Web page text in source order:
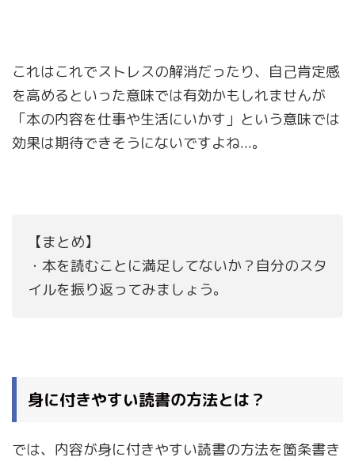
これはこれでストレスの解消だったり、自己肯定感
を高めるといった意味では有効かもしれませんが
「本の内容を仕事や生活にいかす」という意味では
効果は期待できそうにないですよね...。
【まとめ】
・本を読むことに満足してないか？自分のスタ
イルを振り返ってみましょう。
身に付きやすい読書の方法とは？
では、内容が身に付きやすい読書の方法を箇条書き